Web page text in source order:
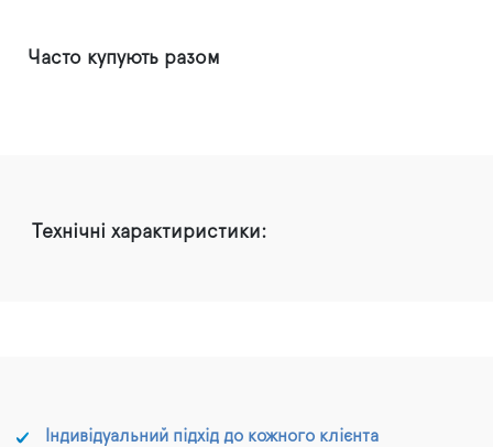
Часто купують разом
Технічні характиристики:
Індивідуальний підхід до кожного клієнта